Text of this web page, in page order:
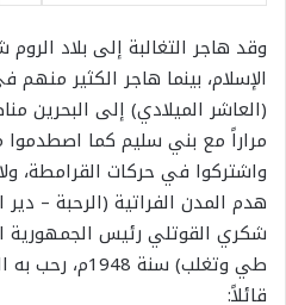
وقد هاجر التغالبة إلى بلاد
الإسلام، بينما هاجر الكثير منهم
(العاشر الميلادي) إلى البحرين
مراراً مع بني سليم كما
واشتركوا في حركات القرامطة،
هدم المدن الفراتية (الرحبة – دير
شكري القوتلي رئيس الجمهورية
طي وتغلب) سنة
قائلاً: